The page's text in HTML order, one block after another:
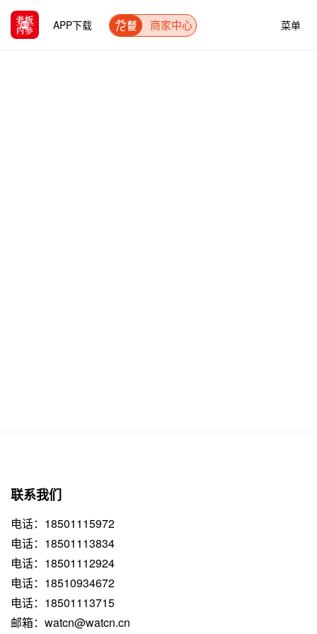
菜单
APP下载 商家中心
联系我们
电话：18501115972
电话：18501113834
电话：18501112924
电话：18510934672
电话：18501113715
邮箱：watcn@watcn.cn